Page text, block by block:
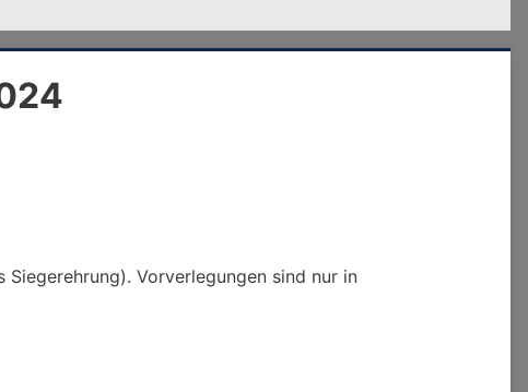
Vorverlegungen sind nur in